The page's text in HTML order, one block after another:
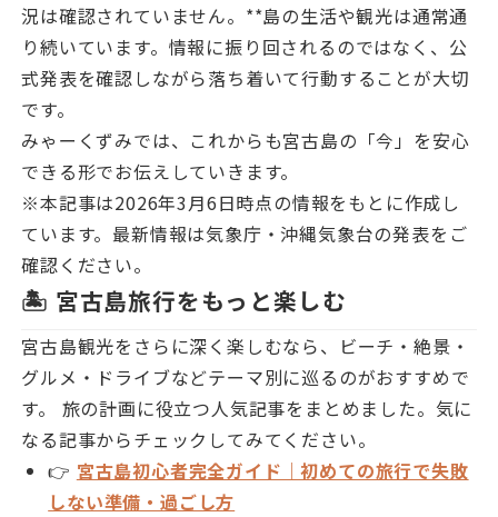
況は確認されていません。**島の生活や観光は通常通
り続いています。情報に振り回されるのではなく、公
式発表を確認しながら落ち着いて行動することが大切
です。
みゃーくずみでは、これからも宮古島の「今」を安心
できる形でお伝えしていきます。
※本記事は2026年3月6日時点の情報をもとに作成し
ています。最新情報は気象庁・沖縄気象台の発表をご
確認ください。
🏝 宮古島旅行をもっと楽しむ
宮古島観光をさらに深く楽しむなら、ビーチ・絶景・
グルメ・ドライブなどテーマ別に巡るのがおすすめで
す。 旅の計画に役立つ人気記事をまとめました。気に
なる記事からチェックしてみてください。
👉 宮古島初心者完全ガイド｜初めての旅行で失敗
しない準備・過ごし方